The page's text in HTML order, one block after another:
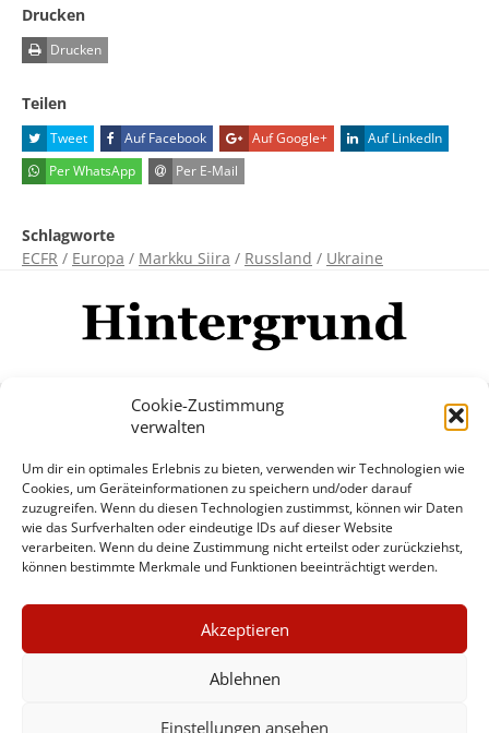
Cookie-Zustimmung
verwalten
Um dir ein optimales Erlebnis zu bieten, verwenden wir Technologien wie
Cookies, um Geräteinformationen zu speichern und/oder darauf
zuzugreifen. Wenn du diesen Technologien zustimmst, können wir Daten
wie das Surfverhalten oder eindeutige IDs auf dieser Website
verarbeiten. Wenn du deine Zustimmung nicht erteilst oder zurückziehst,
können bestimmte Merkmale und Funktionen beeinträchtigt werden.
Akzeptieren
Ablehnen
Einstellungen ansehen
Drucken
Drucken
Teilen
Tweet Auf Facebook Auf Google+
Auf LinkedIn
Per WhatsApp
Per E-Mail
Schlagworte
ECFR / Europa / Markku Siira / Russland / Ukraine
Mehr
© Copyright Hintergrund.de, 2015 - 2026
Zum Newsletter jetzt kostenlos
anmelden
erscheint ca. alle 4 Wochen
×